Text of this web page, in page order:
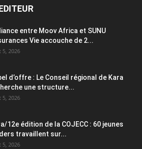
entre Moov Africa et SUNU
Vie accouche de 2...
5, 2026
d’offre : Le Conseil régional de Kara
une structure...
5, 2026
12e édition de la COJECC : 60 jeunes
travaillent sur...
5, 2026